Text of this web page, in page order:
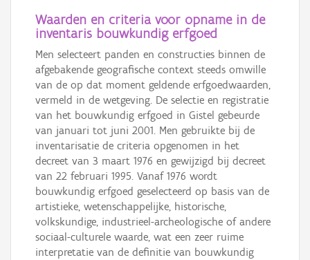
Waarden en criteria voor opname in de
inventaris bouwkundig erfgoed
Men selecteert panden en constructies binnen de
afgebakende geografische context steeds omwille
van de op dat moment geldende erfgoedwaarden,
vermeld in de wetgeving. De selectie en registratie
van het bouwkundig erfgoed in Gistel gebeurde
van januari tot juni 2001. Men gebruikte bij de
inventarisatie de criteria opgenomen in het
decreet van 3 maart 1976 en gewijzigd bij decreet
van 22 februari 1995. Vanaf 1976 wordt
bouwkundig erfgoed geselecteerd op basis van de
artistieke, wetenschappelijke, historische,
volkskundige, industrieel-archeologische of andere
sociaal-culturele waarde, wat een zeer ruime
interpretatie van de definitie van bouwkundig